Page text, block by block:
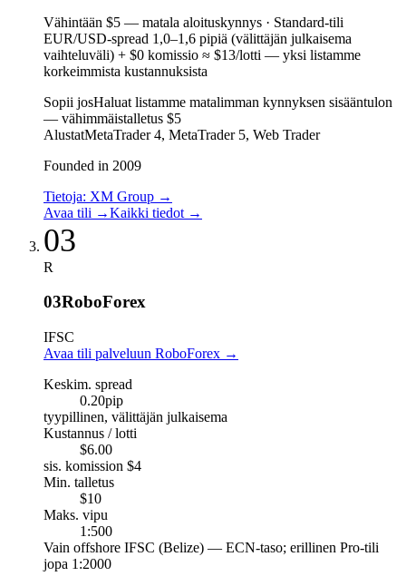
Vähintään $5 — matala aloituskynnys · Standard-tili
EUR/USD-spread 1,0–1,6 pipiä (välittäjän julkaisema
vaihteluväli) + $0 komissio ≈ $13/lotti — yksi listamme
korkeimmista kustannuksista
Sopii josHaluat listamme matalimman kynnyksen sisääntulon
— vähimmäistalletus $5
AlustatMetaTrader 4, MetaTrader 5, Web Trader
Founded in 2009
Tietoja: XM Group →
Avaa tili →Kaikki tiedot →
03
R
03RoboForex
IFSC
Avaa tili palveluun RoboForex →
Keskim. spread
0.20pip
tyypillinen, välittäjän julkaisema
Kustannus / lotti
$6.00
sis. komission $4
Min. talletus
$10
Maks. vipu
1:500
Vain offshore IFSC (Belize) — ECN-taso; erillinen Pro-tili
jopa 1:2000